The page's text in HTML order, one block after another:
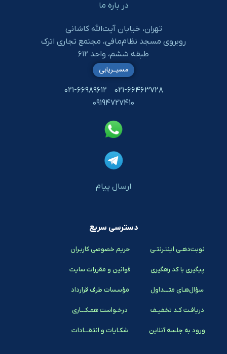
در باره ما
تهران، خیابان آیت‌الله کاشانی
روبروی مسجد نظام‌مافی، مجتمع تجاری اترک
طبقه ششم، واحد ۶۱۲
۰۲۱-۶۶۴۶۳۷۲۸
۰۲۱-۶۶۹۸۹۶۱۲
۰۹۱۹۴۷۲۷۴۱۰
ارسال پیام
مسیـریابی
دسترسی سریع
نوبت‌دهـی اینتـرنتـی
پیگیری با کد رهگیری
سؤال‌هـای متـــداول
دریافـت کـد تخفیـف
ورود به جلسه آنلاین
حریم خصوصی کاربـران
قوانین و مقررات سایت
مؤسسات طرف قرارداد
درخـواست همـکـــاری
شکـایات و انتقـــادات